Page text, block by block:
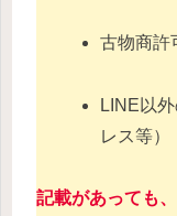
古物商許
LINE以
レス等）
記載があっても